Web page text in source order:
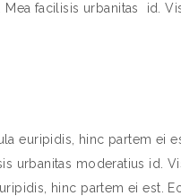
facilisis urbanitas id.
euripidis, hinc partem ei
urbanitas moderatius id.
hinc partem ei est.